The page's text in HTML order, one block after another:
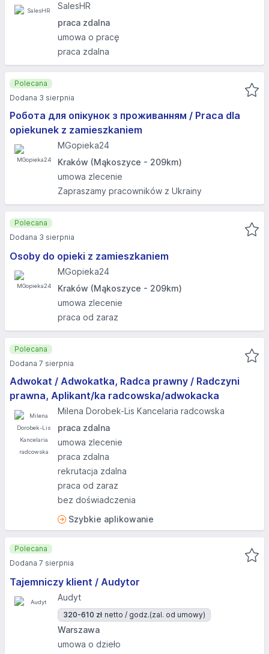
SalesHR
praca zdalna
umowa o pracę
praca zdalna
Робота для опікунок з проживанням / Praca dla
opiekunek z zamieszkaniem
MGopieka24
Kraków (Mąkoszyce - 209km)
umowa zlecenie
Zapraszamy pracowników z Ukrainy
Polecana
Dodana 3 sierpnia
Osoby do opieki z zamieszkaniem
MGopieka24
Kraków (Mąkoszyce - 209km)
umowa zlecenie
praca od zaraz
Polecana
Dodana 3 sierpnia
Adwokat / Adwokatka, Radca prawny / Radczyni
prawna, Aplikant/ka radcowska/adwokacka
Milena Dorobek-Lis Kancelaria radcowska
praca zdalna
umowa zlecenie
praca zdalna
rekrutacja zdalna
praca od zaraz
bez doświadczenia
Szybkie aplikowanie
Polecana
Dodana 7 sierpnia
Tajemniczy klient / Audytor
Audyt
320-610 zł netto / godz.(zal. od umowy)
Warszawa
umowa o dzieło
Polecana
Dodana 7 sierpnia